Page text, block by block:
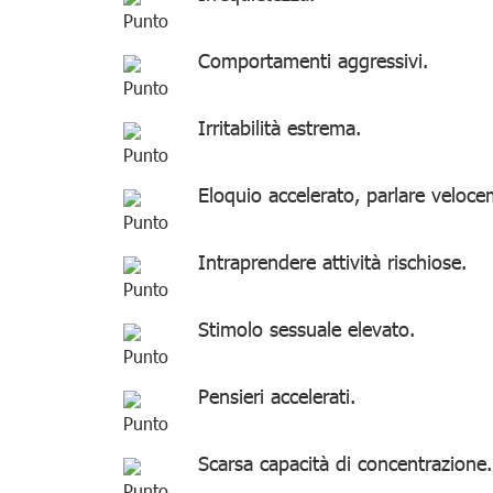
Comportamenti aggressivi.
Irritabilità estrema.
Eloquio accelerato, parlare
Intraprendere attività rischiose.
Stimolo sessuale elevato.
Pensieri accelerati.
Scarsa capacità di concentrazione.